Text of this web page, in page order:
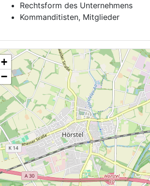
Rechtsform des Unternehmens
Kommanditisten, Mitglieder
+
−